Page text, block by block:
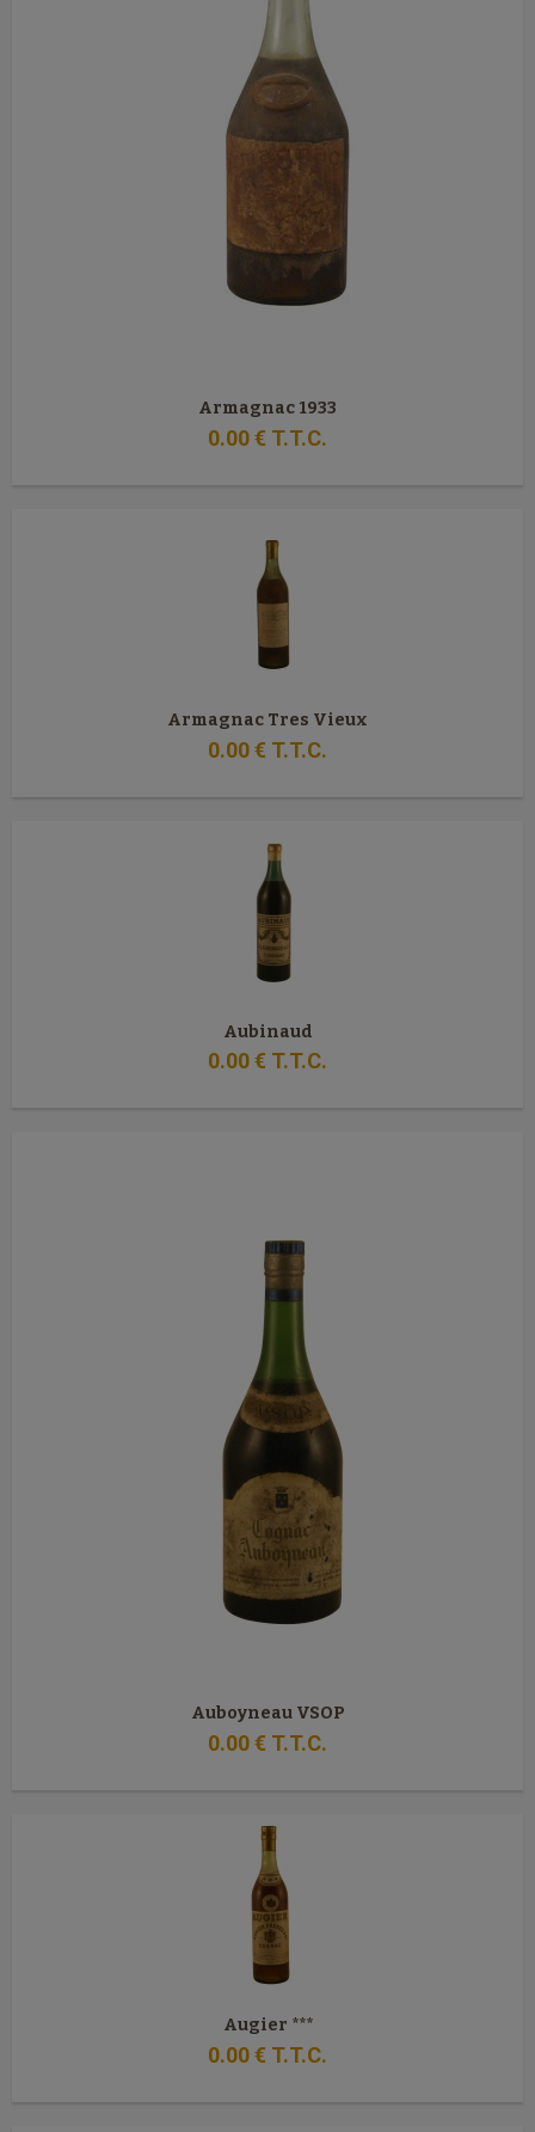
Armagnac 1933
0.00€ T.T.C.
Armagnac Tres Vieux
0.00€ T.T.C.
Aubinaud
0.00€ T.T.C.
Auboyneau VSOP
0.00€ T.T.C.
Augier ***
0.00€ T.T.C.